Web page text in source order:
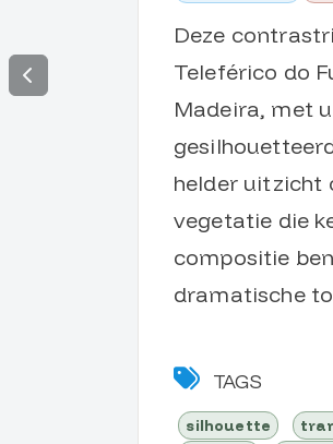
Deze
Teleférico do
Madeira, met
helder uitzicht
vegetatie die
compositie
dramatische
TAGS
silhouette